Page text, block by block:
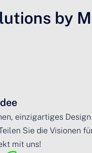
by
einzigartiges Design
Sie die Visionen
mit uns!